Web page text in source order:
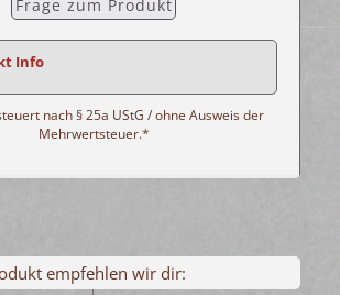
Frage zum Produkt
Info
nach § 25a UStG / ohne Ausweis der
Mehrwertsteuer.*
empfehlen wir dir: